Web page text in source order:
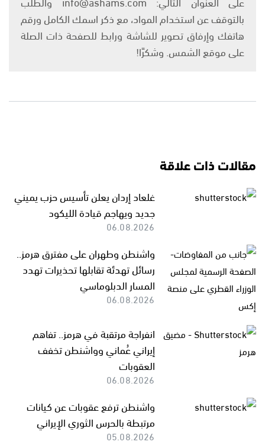
بالتوقف عن استخدام المواد، مع ذكر اسمك الكامل ورقم
هاتفك وإرفاق تصوير للشاشة ورابط للصفحة ذات الصلة
على موقع الشمس. وشكرًا!
مقالات ذات علاقة
غلعاد إردان يعلن تأسيس حزب يميني
جديد ويهاجم قيادة الليكود
06.08.2026
واشنطن وطهران على مفترق هرمز..
رسائل تهدئة تقابلها تحذيرات تهدد
المسار الدبلوماسي
06.08.2026
انفراجة مرتقبة في هرمز.. تفاهم
إيراني عُماني وواشنطن تخفف
العقوبات
06.08.2026
واشنطن ترفع عقوبات عن كيانات
مرتبطة بالحرس الثوري الإيراني
05.08.2026